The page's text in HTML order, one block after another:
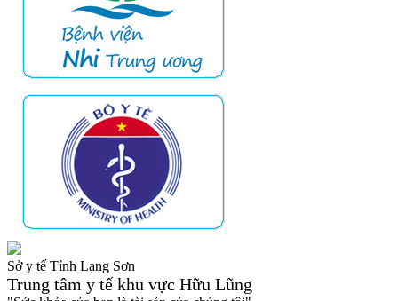
Sở y tế Tỉnh Lạng Sơn
Trung tâm y tế khu vực Hữu Lũng